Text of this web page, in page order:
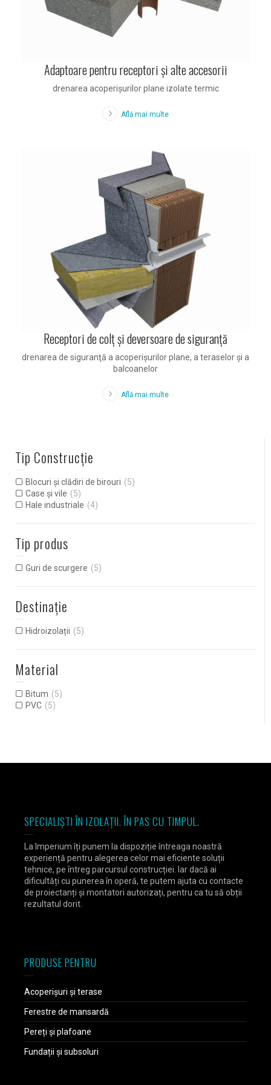
Adaptoare pentru receptori şi alte accesorii
drenarea acoperişurilor plane izolate termic
Află mai multe
Receptori de colţ şi deversoare de siguranţă
drenarea de siguranţă a acoperişurilor plane, a teraselor şi a
balcoanelor
Află mai multe
Tip Construcție
Blocuri și clădiri de birouri (5)
Case și vile (5)
Hale industriale (4)
Tip produs
Guri de scurgere (5)
Destinație
Hidroizolații (5)
Material
Bitum (5)
PVC (5)
SPECIALIȘTI ÎN IZOLAȚII. ÎN PAS CU TIMPUL.
La Imperium îți punem la dispoziție întreaga noastră
experiență pentru alegerea celor mai eficiente soluții
tehnice, pe întreg parcursul construcției. Iar dacă ai
dificultăți cu punerea în operă, te putem ajuta cu contacte
de proiectanți și montatori autorizați, pentru ca tu să obții
rezultatul dorit.
PRODUSE PENTRU
Acoperișuri și terase
Ferestre de mansardă
Pereți și plafoane
Fundații și subsoluri